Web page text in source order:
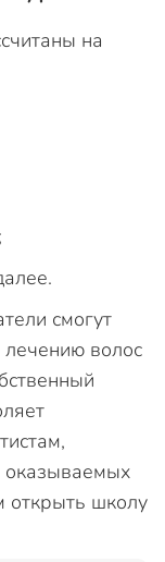
на
смогут
волос
оказываемых
открыть школу